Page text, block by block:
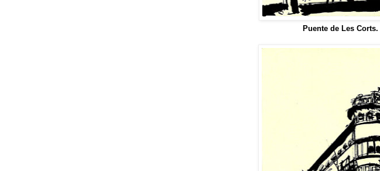
Puente de Les Corts.